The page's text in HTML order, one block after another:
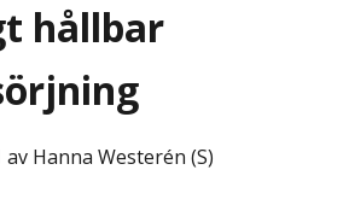
hållbar
av Hanna Westerén (S)